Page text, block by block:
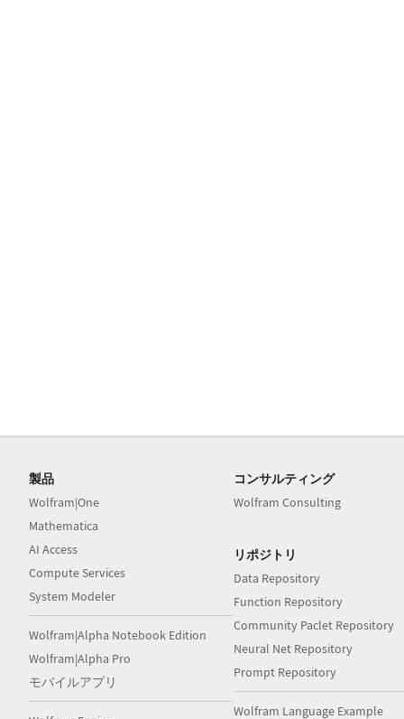
製品
Wolfram|One
Mathematica
AI Access
Compute Services
System Modeler
Wolfram|Alpha Notebook Edition
Wolfram|Alpha Pro
モバイルアプリ
コンサルティング
Wolfram Consulting
リポジトリ
Data Repository
Function Repository
Community Paclet Repository
Neural Net Repository
Prompt Repository
Wolfram Language Example